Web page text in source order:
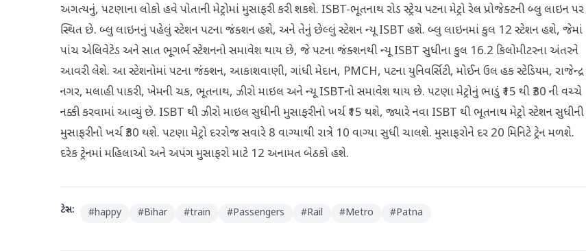
અગત્યનું, પટણાના લોકો હવે પોતાની મેટ્રોમાં મુસાફરી કરી શકશે. ISBT-ભૂતનાથ રોડ સ્ટ્રેચ પટના મેટ્રો રેલ પ્રોજેક્ટની બ્લુ લાઇન પર
સ્થિત છે. બ્લુ લાઇનનું પહેલું સ્ટેશન પટના જંક્શન હશે, અને તેનું છેલ્લું સ્ટેશન ન્યૂ ISBT હશે. બ્લુ લાઇનમાં કુલ 12 સ્ટેશન હશે, જેમાં
પાંચ એલિવેટેડ અને સાત ભૂગર્ભ સ્ટેશનનો સમાવેશ થાય છે, જે પટના જંક્શનથી ન્યૂ ISBT સુધીના કુલ 16.2 કિલોમીટરના અંતરને
આવરી લેશે. આ સ્ટેશનોમાં પટના જંક્શન, આકાશવાણી, ગાંધી મેદાન, PMCH, પટના યુનિવર્સિટી, મોઈન ઉલ હક સ્ટેડિયમ, રાજેન્દ્ર
નગર, મલાહી પાકરી, ખેમની ચક, ભૂતનાથ, ઝીરો માઇલ અને ન્યૂ ISBTનો સમાવેશ થાય છે. પટણા મેટ્રોનું ભાડું ₹15 થી ₹30 ની વચ્ચે
નક્કી કરવામાં આવ્યું છે. ISBT થી ઝીરો માઇલ સુધીની મુસાફરીનો ખર્ચ ₹15 થશે, જ્યારે નવા ISBT થી ભૂતનાથ મેટ્રો સ્ટેશન સુધીની
મુસાફરીનો ખર્ચ ₹30 થશે. પટણા મેટ્રો દરરોજ સવારે 8 વાગ્યાથી રાત્રે 10 વાગ્યા સુધી ચાલશે. મુસાફરોને દર 20 મિનિટે ટ્રેન મળશે.
દરેક ટ્રેનમાં મહિલાઓ અને અપંગ મુસાફરો માટે 12 અનામત બેઠકો હશે.
ટેગ્સ: #happy #Bihar #train #Passengers #Rail #Metro #Patna